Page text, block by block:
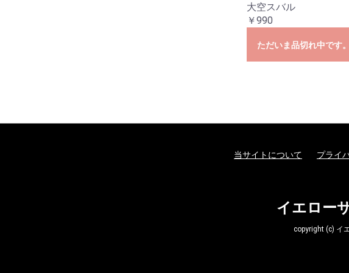
大空スバル
￥990
ただいま品切れ中です。
当サイトについて プライ
イエロー
copyright (c) イ